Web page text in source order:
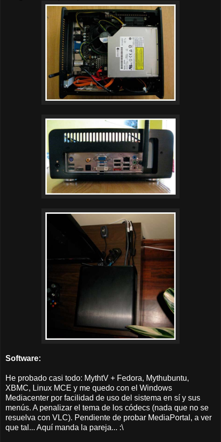
Software:
He probado casi todo: MythtV + Fedora, Mythubuntu,
XBMC, Linux MCE y me quedo con el Windows
Mediacenter por facilidad de uso del sistema en sí y sus
menús. A penalizar el tema de los códecs (nada que no se
resuelva con VLC). Pendiente de probar MediaPortal, a ver
que tal... Aquí manda la pareja... :\